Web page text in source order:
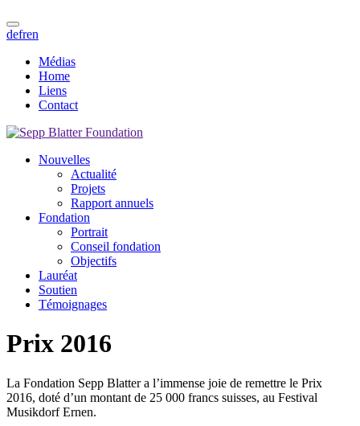
defren
Médias
Home
Liens
Contact
Nouvelles
Actualité
Projets
Rapport annuels
Fondation
Portrait
Conseil fondation
Objectifs
Lauréat
Soutien
Témoignages
Prix 2016
La Fondation Sepp Blatter a l’immense joie de remettre le Prix
2016, doté d’un montant de 25 000 francs suisses, au Festival
Musikdorf Ernen.